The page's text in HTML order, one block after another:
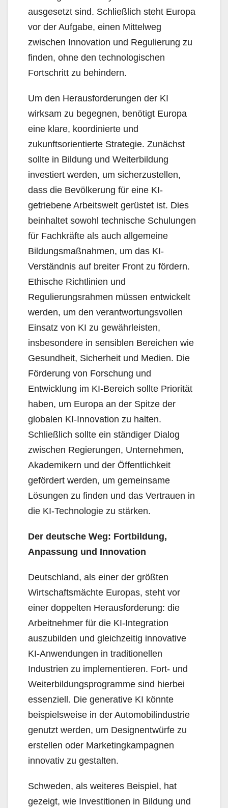
ausgesetzt sind. Schließlich steht Europa
vor der Aufgabe, einen Mittelweg
zwischen Innovation und Regulierung zu
finden, ohne den technologischen
Fortschritt zu behindern.
Um den Herausforderungen der KI
wirksam zu begegnen, benötigt Europa
eine klare, koordinierte und
zukunftsorientierte Strategie. Zunächst
sollte in Bildung und Weiterbildung
investiert werden, um sicherzustellen,
dass die Bevölkerung für eine KI-
getriebene Arbeitswelt gerüstet ist. Dies
beinhaltet sowohl technische Schulungen
für Fachkräfte als auch allgemeine
Bildungsmaßnahmen, um das KI-
Verständnis auf breiter Front zu fördern.
Ethische Richtlinien und
Regulierungsrahmen müssen entwickelt
werden, um den verantwortungsvollen
Einsatz von KI zu gewährleisten,
insbesondere in sensiblen Bereichen wie
Gesundheit, Sicherheit und Medien. Die
Förderung von Forschung und
Entwicklung im KI-Bereich sollte Priorität
haben, um Europa an der Spitze der
globalen KI-Innovation zu halten.
Schließlich sollte ein ständiger Dialog
zwischen Regierungen, Unternehmen,
Akademikern und der Öffentlichkeit
gefördert werden, um gemeinsame
Lösungen zu finden und das Vertrauen in
die KI-Technologie zu stärken.
Der deutsche Weg: Fortbildung,
Anpassung und Innovation
Deutschland, als einer der größten
Wirtschaftsmächte Europas, steht vor
einer doppelten Herausforderung: die
Arbeitnehmer für die KI-Integration
auszubilden und gleichzeitig innovative
KI-Anwendungen in traditionellen
Industrien zu implementieren. Fort- und
Weiterbildungsprogramme sind hierbei
essenziell. Die generative KI könnte
beispielsweise in der Automobilindustrie
genutzt werden, um Designentwürfe zu
erstellen oder Marketingkampagnen
innovativ zu gestalten.
Schweden, als weiteres Beispiel, hat
gezeigt, wie Investitionen in Bildung und